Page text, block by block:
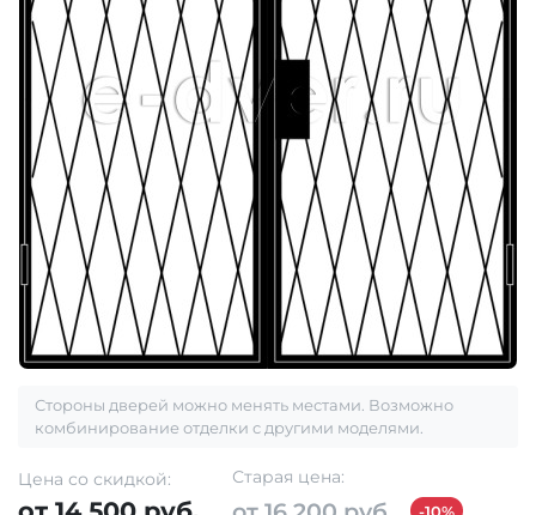
Стороны дверей можно менять местами. Возможно
комбинирование отделки с другими моделями.
Цена со скидкой: Старая цена:
-10%